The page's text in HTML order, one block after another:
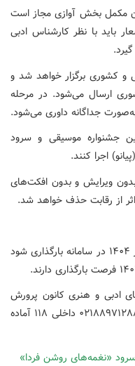
مکمل بخش آوازی مجاز است
باید با نظر کارشناس ادبی
و کشوری برگزار خواهد شد و
ارسال می‌شود. در مرحله
جداگانه داوری می‌شود.
جشنواره موسیقی و سرود
اجرا کنند.
بدون ویرایش و بدون افکت‌های
از رقابت حذف خواهد شد.
تمامی آثار شرکت‌کنندگان باید تا پایان آذر ۱۴۰۴ در سامانه بارگذاری شود
ادبی و هنری کانون پرورش
فکری کودکان و نوجوانان با شماره تلفن: ۰۲۱۸۸۹۷۱۲۸۸ داخلی ۱۱۸ آماده
«نغمه‌های روشن فردا»